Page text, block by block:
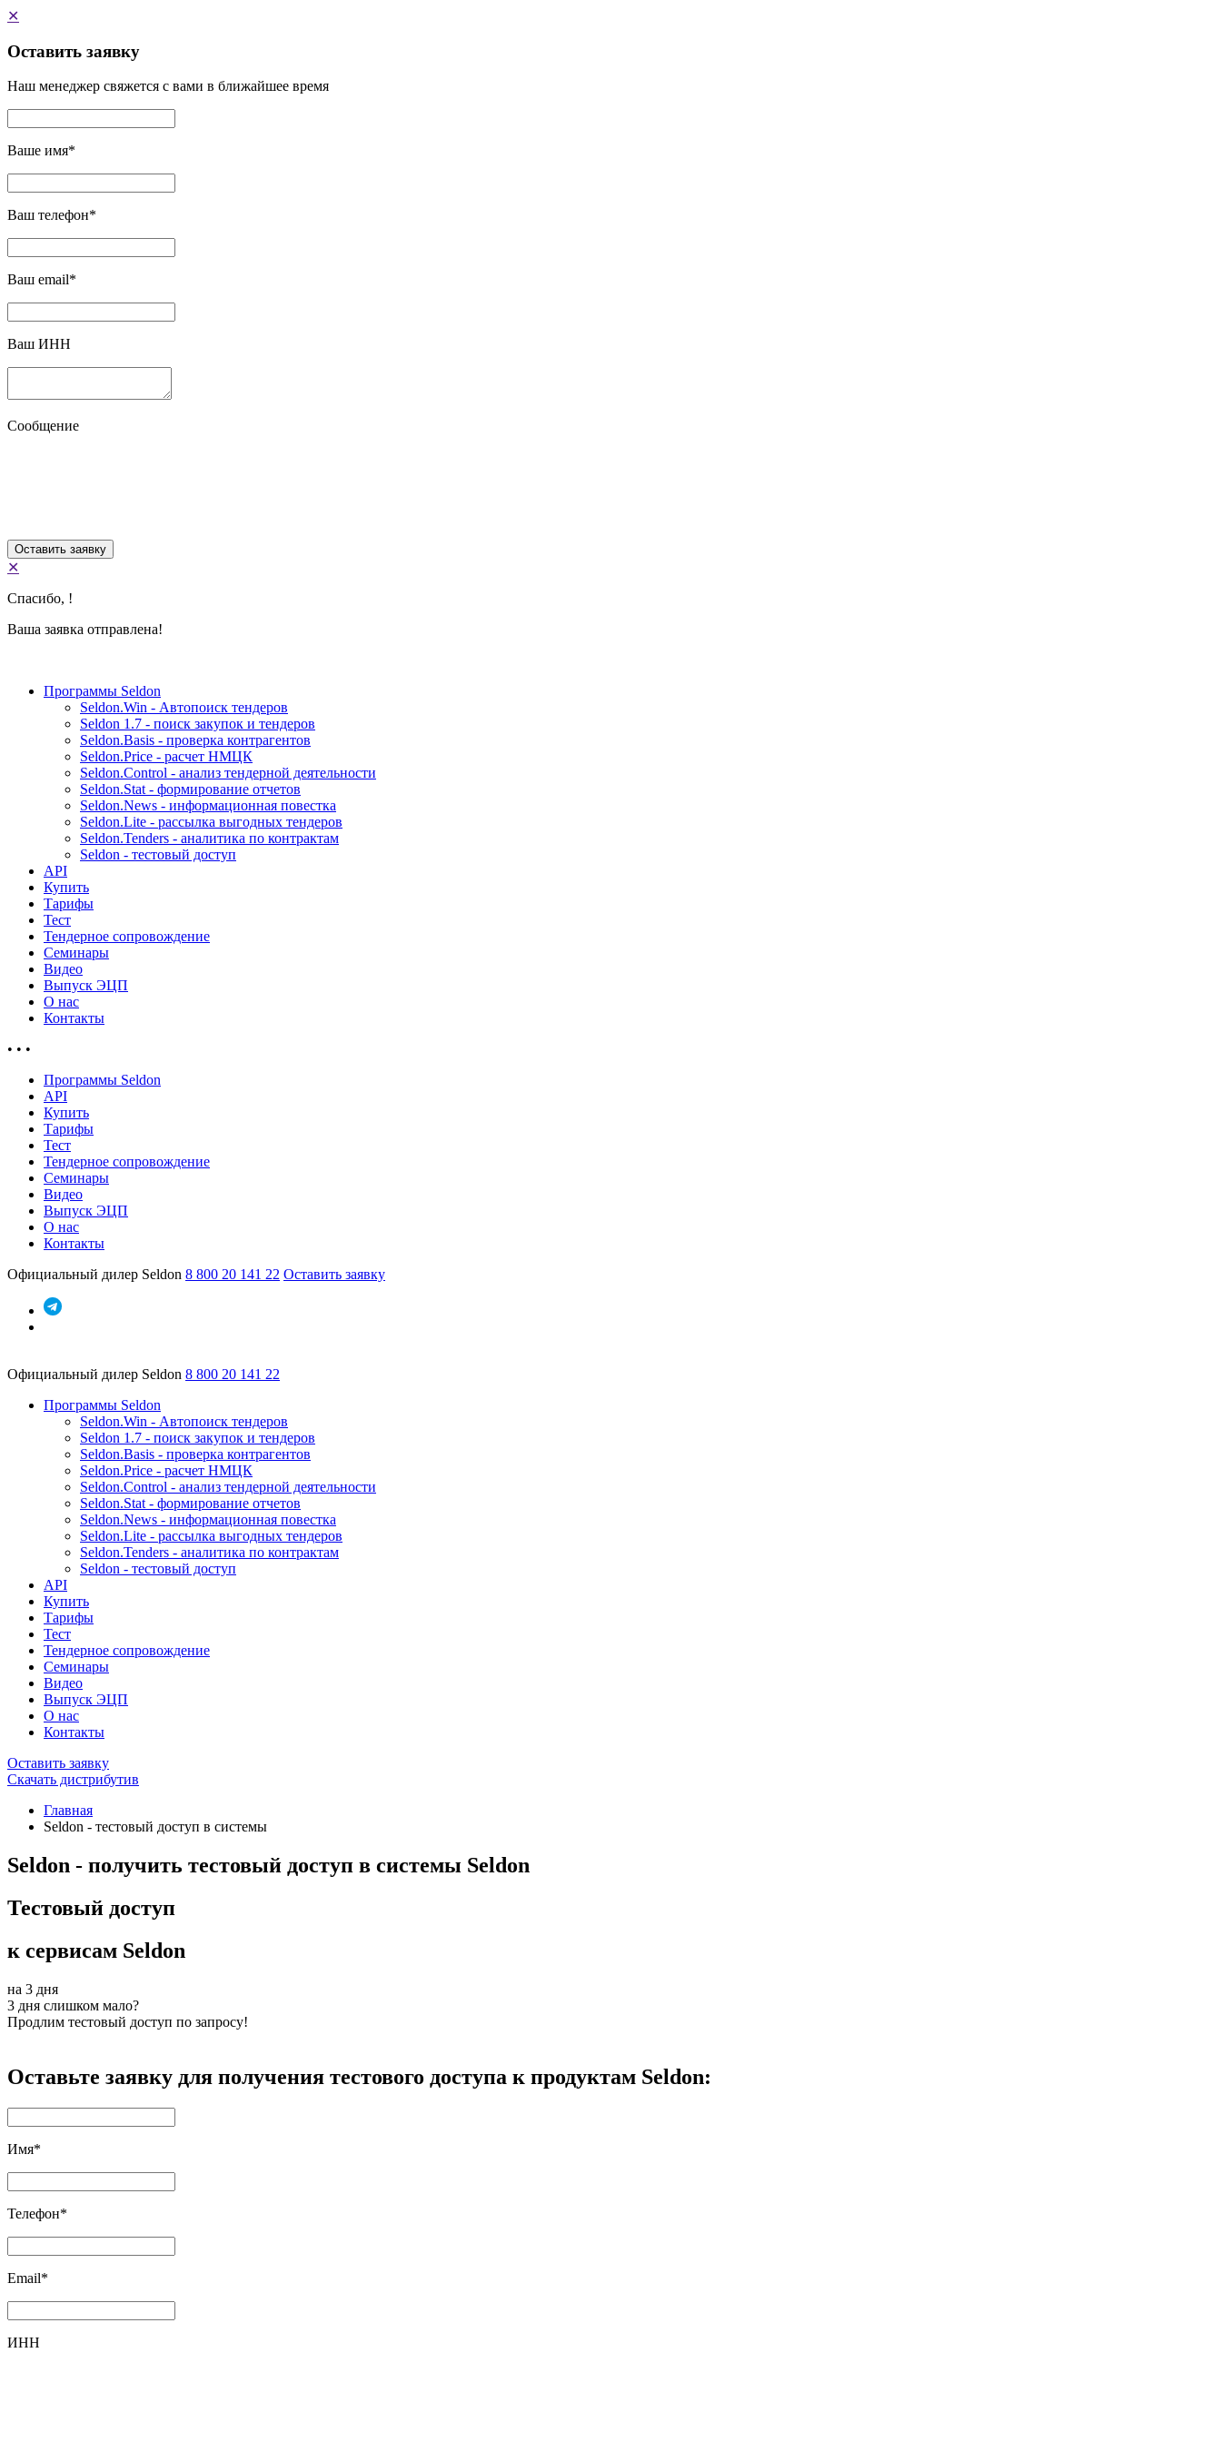
✕
Оставить заявку
Наш менеджер свяжется с вами в ближайшее время
Ваше имя*
Ваш телефон*
Ваш email*
Ваш ИНН
Сообщение
✕
Спасибо, !
Ваша заявка отправлена!
Программы Seldon
Seldon.Win - Автопоиск тендеров
Seldon 1.7 - поиск закупок и тендеров
Seldon.Basis - проверка контрагентов
Seldon.Price - расчет НМЦК
Seldon.Control - анализ тендерной деятельности
Seldon.Stat - формирование отчетов
Seldon.News - информационная повестка
Seldon.Lite - рассылка выгодных тендеров
Seldon.Tenders - аналитика по контрактам
Seldon - тестовый доступ
API
Купить
Тарифы
Тест
Тендерное сопровождение
Семинары
Видео
Выпуск ЭЦП
О нас
Контакты
• • •
Программы Seldon
API
Купить
Тарифы
Тест
Тендерное сопровождение
Семинары
Видео
Выпуск ЭЦП
О нас
Контакты
Официальный дилер Seldon 8 800 20 141 22 Оставить заявку
Официальный дилер Seldon 8 800 20 141 22
Программы Seldon
Seldon.Win - Автопоиск тендеров
Seldon 1.7 - поиск закупок и тендеров
Seldon.Basis - проверка контрагентов
Seldon.Price - расчет НМЦК
Seldon.Control - анализ тендерной деятельности
Seldon.Stat - формирование отчетов
Seldon.News - информационная повестка
Seldon.Lite - рассылка выгодных тендеров
Seldon.Tenders - аналитика по контрактам
Seldon - тестовый доступ
API
Купить
Тарифы
Тест
Тендерное сопровождение
Семинары
Видео
Выпуск ЭЦП
О нас
Контакты
Оставить заявку
Скачать дистрибутив
Главная
Seldon - тестовый доступ в системы
Seldon - получить тестовый доступ в системы Seldon
Тестовый доступ
к сервисам Seldon
на 3 дня
3 дня слишком мало?
Продлим тестовый доступ по запросу!
Оставьте заявку для получения тестового доступа к продуктам Seldon:
Имя*
Телефон*
Email*
ИНН